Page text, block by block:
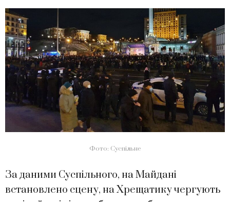
Фото: Суспільне
За даними Суспільного, на Майдані
встановлено сцену, на Хрещатику чергують